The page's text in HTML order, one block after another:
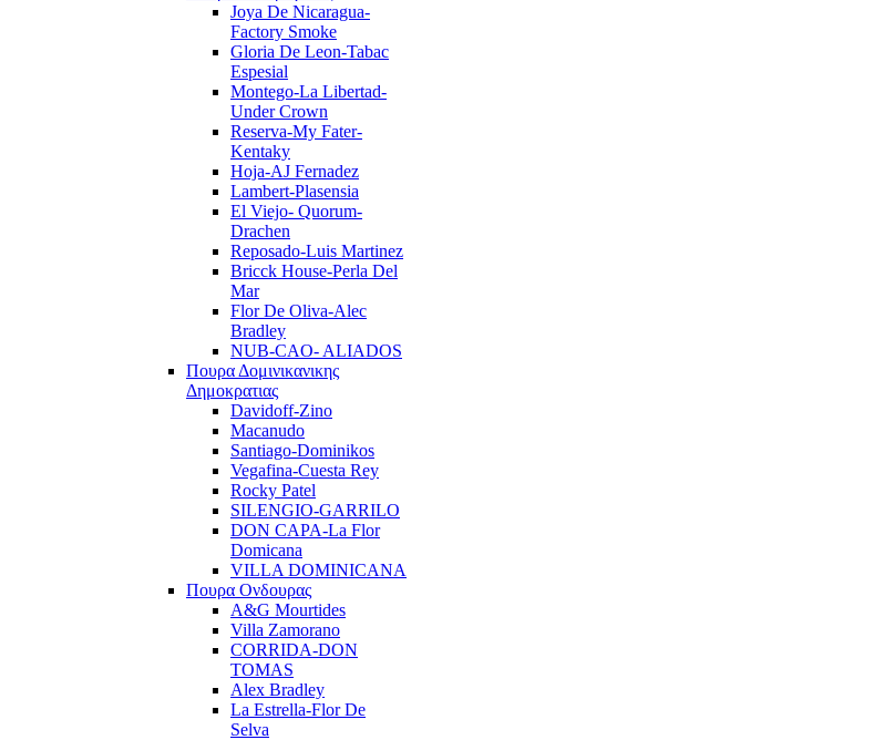
Joya De Nicaragua-
Factory Smoke
Gloria De Leon-Tabac
Espesial
Montego-La Libertad-
Under Crown
Reserva-My Fater-
Kentaky
Hoja-AJ Fernadez
Lambert-Plasensia
El Viejo- Quorum-
Drachen
Reposado-Luis Martinez
Bricck House-Perla Del
Mar
Flor De Oliva-Alec
Bradley
NUB-CAO- ALIADOS
Πουρα Δομινικανικης
Δημοκρατιας
Davidoff-Zino
Macanudo
Santiago-Dominikos
Vegafina-Cuesta Rey
Rocky Patel
SILENGIO-GARRILO
DON CAPA-La Flor
Domicana
VILLA DOMINICANA
Πουρα Ονδουρας
A&G Mourtides
Villa Zamorano
CORRIDA-DON
TOMAS
Alex Bradley
La Estrella-Flor De
Selva